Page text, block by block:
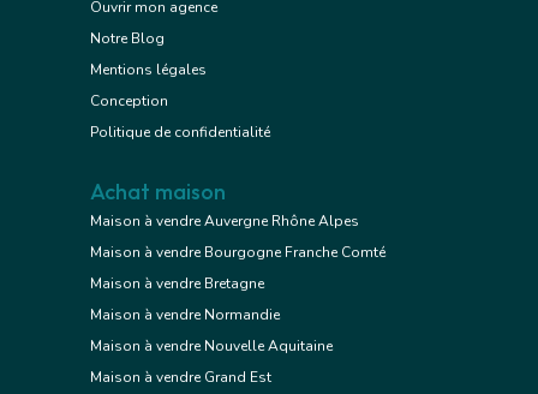
Ouvrir mon agence
Notre Blog
Mentions légales
Conception
Politique de confidentialité
Achat maison
Maison à vendre Auvergne Rhône Alpes
Maison à vendre Bourgogne Franche Comté
Maison à vendre Bretagne
Maison à vendre Normandie
Maison à vendre Nouvelle Aquitaine
Maison à vendre Grand Est